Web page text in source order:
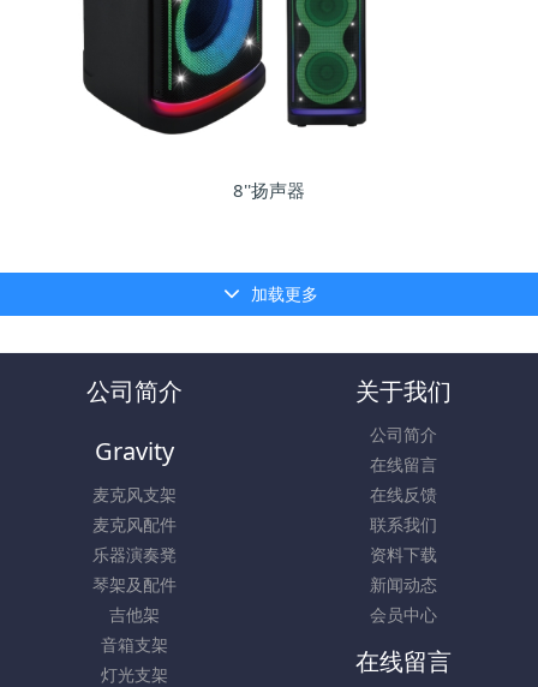
8''扬声器
加载更多
公司简介 关于我们
公司简介
在线留言
在线反馈
联系我们
资料下载
新闻动态
会员中心
Gravity
麦克风支架
麦克风配件
乐器演奏凳
琴架及配件
吉他架
音箱支架
灯光支架
在线留言